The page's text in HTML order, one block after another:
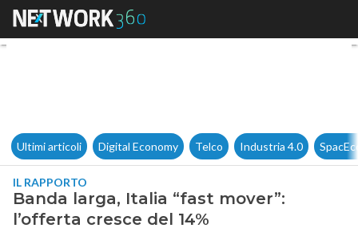
Banda larga, Italia “fast
Ultimi articoli Digital Economy Telco Industria 4.0
IL RAPPORTO
Banda larga, Italia “fast mover”:
l’offerta cresce del 14%